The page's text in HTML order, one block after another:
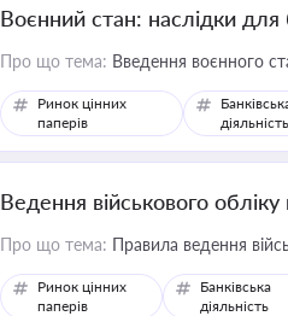
Воєнний стан: наслідки для
Про що тема: Введення воєнного
Ринок цінних
паперів
діяльність
Ведення військового
Про що тема: Правила ведення
Ринок цінних
паперів
Банківська
діяльність